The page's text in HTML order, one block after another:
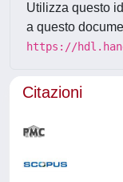
Utilizza questo
a questo
https://
Citazioni